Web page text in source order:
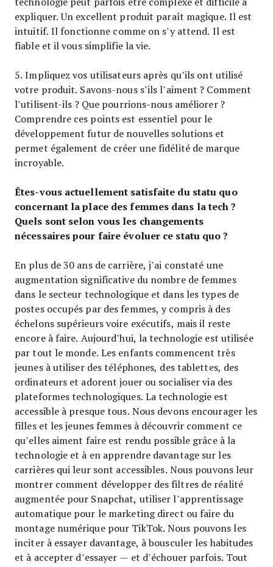
expliquer. Un excellent produit paraît magique. Il est
intuitif. Il fonctionne comme on s’y attend. Il est
fiable et il vous simplifie la vie.
5. Impliquez vos utilisateurs après qu’ils ont utilisé
votre produit. Savons-nous s’ils l’aiment ? Comment
l’utilisent-ils ? Que pourrions-nous améliorer ?
Comprendre ces points est essentiel pour le
développement futur de nouvelles solutions et
permet également de créer une fidélité de marque
incroyable.
Êtes-vous actuellement satisfaite du statu quo
concernant la place des femmes dans la tech ?
Quels sont selon vous les changements
nécessaires pour faire évoluer ce statu quo ?
En plus de 30 ans de carrière, j’ai constaté une
augmentation significative du nombre de femmes
dans le secteur technologique et dans les types de
postes occupés par des femmes, y compris à des
échelons supérieurs voire exécutifs, mais il reste
encore à faire. Aujourd’hui, la technologie est utilisée
par tout le monde. Les enfants commencent très
jeunes à utiliser des téléphones, des tablettes, des
ordinateurs et adorent jouer ou socialiser via des
plateformes technologiques. La technologie est
accessible à presque tous. Nous devons encourager les
filles et les jeunes femmes à découvrir comment ce
qu’elles aiment faire est rendu possible grâce à la
technologie et à en apprendre davantage sur les
carrières qui leur sont accessibles. Nous pouvons leur
montrer comment développer des filtres de réalité
augmentée pour Snapchat, utiliser l’apprentissage
automatique pour le marketing direct ou faire du
montage numérique pour TikTok. Nous pouvons les
inciter à essayer davantage, à bousculer les habitudes
et à accepter d’essayer — et d’échouer parfois. Tout